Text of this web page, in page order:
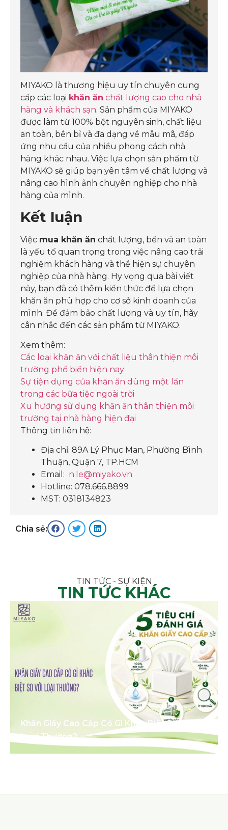
MIYAKO là thương hiệu uy tín chuyên cung
cấp các loại khăn ăn chất lượng cao cho nhà
hàng và khách sạn. Sản phẩm của MIYAKO
được làm từ 100% bột nguyên sinh, chất liệu
an toàn, bền bỉ và đa dạng về mẫu mã, đáp
ứng nhu cầu của nhiều phong cách nhà
hàng khác nhau. Việc lựa chọn sản phẩm từ
MIYAKO sẽ giúp bạn yên tâm về chất lượng và
nâng cao hình ảnh chuyên nghiệp cho nhà
hàng của mình.
Kết luận
Việc mua khăn ăn chất lượng, bền và an toàn
là yếu tố quan trọng trong việc nâng cao trải
nghiệm khách hàng và thể hiện sự chuyên
nghiệp của nhà hàng. Hy vọng qua bài viết
này, bạn đã có thêm kiến thức để lựa chọn
khăn ăn phù hợp cho cơ sở kinh doanh của
mình. Để đảm bảo chất lượng và uy tín, hãy
cân nhắc đến các sản phẩm từ MIYAKO.
Xem thêm:
Các loại khăn ăn với chất liệu thân thiện môi
trường phổ biến hiện nay
Sự tiện dụng của khăn ăn dùng một lần
trong các bữa tiệc ngoài trời
Xu hướng sử dụng khăn ăn thân thiện môi
trường tại nhà hàng hiện đại
Thông tin liên hệ:
Địa chỉ: 89A Lý Phục Man, Phường Bình
Thuận, Quận 7, TP.HCM
Email: n.le@miyako.vn
Hotline: 078.666.8899
MST: 0318134823
Chia sẻ:
TIN TỨC - SỰ KIỆN
TIN TỨC KHÁC
Khăn Giấy Cao Cấp Có Gì Khác Biệt So Với
Loại Thường?